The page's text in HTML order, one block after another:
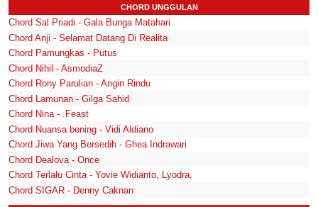
CHORD UNGGULAN
Chord Sal Priadi - Gala Bunga Matahari
Chord Anji - Selamat Datang Di Realita
Chord Pamungkas - Putus
Chord Nihil - AsmodiaZ
Chord Rony Parulian - Angin Rindu
Chord Lamunan - Gilga Sahid
Chord Nina - .Feast
Chord Nuansa bening - Vidi Aldiano
Chord Jiwa Yang Bersedih - Ghea Indrawari
Chord Dealova - Once
Chord Terlalu Cinta - Yovie Widianto, Lyodra,
Chord SIGAR - Denny Caknan